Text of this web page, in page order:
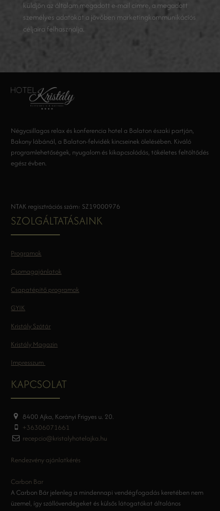
küldjön az általam megadott e-mail címre, a megadott
személyes adatokat a jövőben marketingkommunikációs
céljaira felhasználja.
Négycsillagos relax és konferencia hotel a Balaton északi partján,
Bakony lábánál, a Balaton-felvidék kincseinek ölelésében. Kiváló
programlehetőségek, nyugalom és kikapcsolódás, tökéletes feltöltődés
egész évben.
NTAK regisztrációs szám: SZ19000976
SZOLGÁLTATÁSAINK
Programok
Csomagajánlatok
Csapatépítő programok
GYIK
Kristály Szótár
Kristály Magazin
Impresszum
KAPCSOLAT
8400 Ajka, Korányi Frigyes u. 20.
+36306071661
recepcio@kristalyhotelajka.hu
Rendezvény ajánlatkérés
Carbon Bar
A Carbon Bár jelenleg a mindennapi vendégfogadás keretében nem
üzemel, így szállóvendégeket és külsős látogatókat általános